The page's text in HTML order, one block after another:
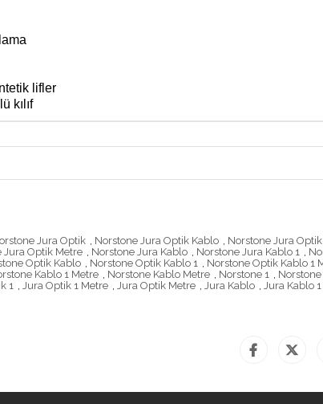
lifler
kılıf
Jura Optik , Norstone Jura Optik Kablo , Norstone Jura
Jura Optik Metre , Norstone Jura Kablo , Norstone Jura Kablo 1 ,
Optik Kablo , Norstone Optik Kablo 1 , Norstone Optik Kablo 1
Kablo 1 Metre , Norstone Kablo Metre , Norstone 1 ,
1 , Jura Optik 1 Metre , Jura Optik Metre , Jura Kablo , Jura Kablo 1